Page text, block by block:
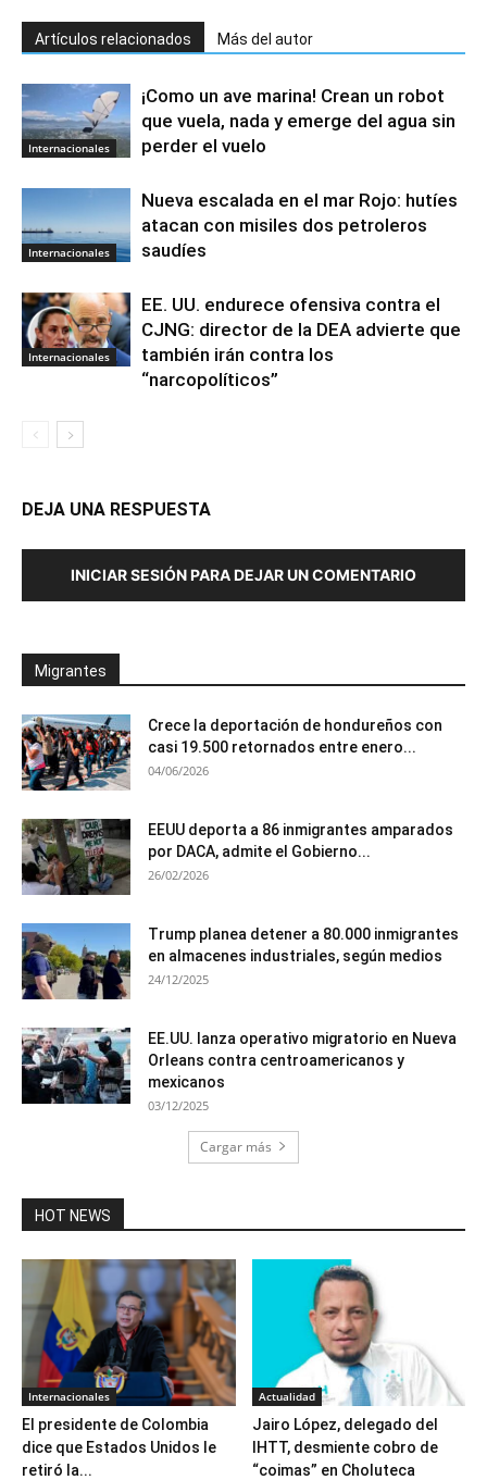
Artículos relacionados Más del autor
Internacionales
¡Como un ave marina! Crean un robot
que vuela, nada y emerge del agua sin
perder el vuelo
Internacionales
Nueva escalada en el mar Rojo: hutíes
atacan con misiles dos petroleros
saudíes
Internacionales
EE. UU. endurece ofensiva contra el
CJNG: director de la DEA advierte que
también irán contra los
“narcopolíticos”
DEJA UNA RESPUESTA
INICIAR SESIÓN PARA DEJAR UN COMENTARIO
Migrantes
Crece la deportación de hondureños con
casi 19.500 retornados entre enero...
04/06/2026
EEUU deporta a 86 inmigrantes amparados
por DACA, admite el Gobierno...
26/02/2026
Trump planea detener a 80.000 inmigrantes
en almacenes industriales, según medios
24/12/2025
EE.UU. lanza operativo migratorio en Nueva
Orleans contra centroamericanos y
mexicanos
03/12/2025
Cargar más
HOT NEWS
Internacionales
El presidente de Colombia
dice que Estados Unidos le
retiró la...
Actualidad
Jairo López, delegado del
IHTT, desmiente cobro de
“coimas” en Choluteca